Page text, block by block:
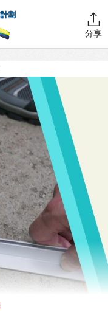
分享